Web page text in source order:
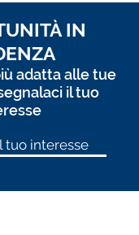
IN
adatta alle tue
il tuo
tuo interesse